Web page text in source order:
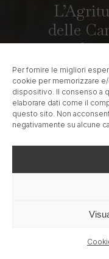
Per fornire le migliori
cookie per memorizzare
dispositivo. Il consenso a
elaborare dati come il
questo sito. Non
negativamente su alcune
delle
tra le